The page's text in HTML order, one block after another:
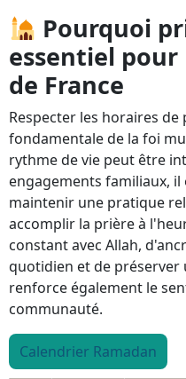
Pourquoi
essentiel
de France
Respecter les horaires
fondamentale de la foi
rythme de vie peut être
engagements familiaux,
maintenir une pratique
accomplir la prière à
constant avec Allah,
quotidien et de préserver
renforce également le
communauté.
Calendrier Ramadan